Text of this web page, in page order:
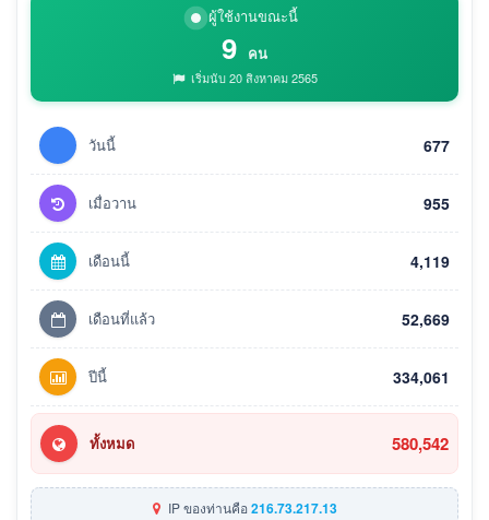
ผู้ใช้งานขณะนี้
9 คน
เริ่มนับ 20 สิงหาคม 2565
วันนี้ 677
เมื่อวาน 955
เดือนนี้ 4,119
เดือนที่แล้ว 52,669
ปีนี้ 334,061
ทั้งหมด 580,542
IP ของท่านคือ216.73.217.13